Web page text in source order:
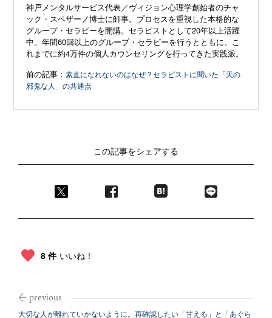
神戸メンタルサービス代表／ヴィジョン心理学創始者のチャ
ック・スペザーノ博士に師事。プロセスを重視した本格的な
グループ・セラピーを開講。セラピストとして20年以上活躍
中。年間60回以上のグループ・セラピーを行うとともに、こ
れまでに約4万件の個人カウンセリングを行ってきた実践派。
前の記事：素直になれないのはなぜ？セラピストに聞いた「天の
邪鬼な人」の共通点
この記事をシェアする
8 件 いいね！
大切な人が離れていかないように。再確認したい「甘える」と「あぐら